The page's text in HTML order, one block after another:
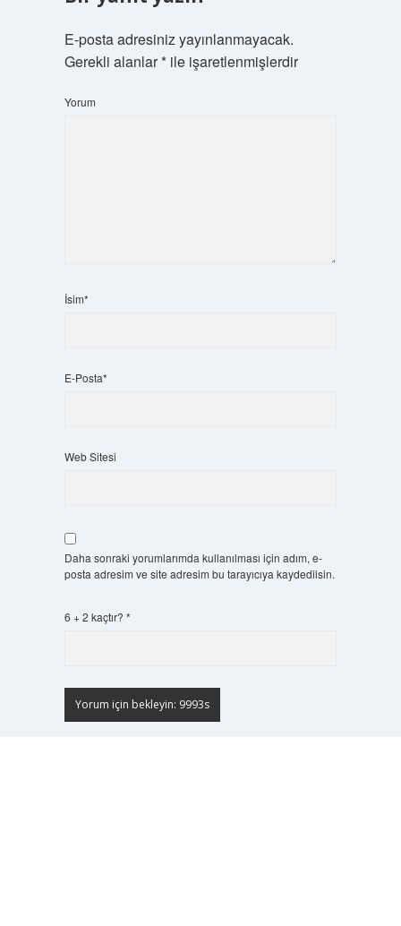
E-posta adresiniz yayınlanmayacak.
Gerekli alanlar*ile işaretlenmişlerdir
Yorum
İsim*
E-Posta*
Web Sitesi
Daha sonraki yorumlarımda kullanılması için adım, e-
posta adresim ve site adresim bu tarayıcıya kaydedilsin.
6 + 2 kaçtır? *